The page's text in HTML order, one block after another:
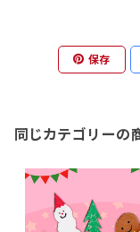
保存
同じカテゴリーの